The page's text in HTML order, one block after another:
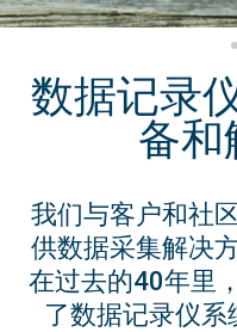
数据记录
备和
我们与客户和社
供数据采集解决
在过去的40年里
了数据记录仪